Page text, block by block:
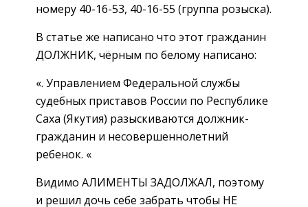
номеру 40-16-53, 40-16-55 (группа розыска).
В статье же написано что этот гражданин
ДОЛЖНИК, чёрным по белому написано:
«. Управлением Федеральной службы
судебных приставов России по Республике
Саха (Якутия) разыскиваются должник-
гражданин и несовершеннолетний
ребенок. «
Видимо АЛИМЕНТЫ ЗАДОЛЖАЛ, поэтому
и решил дочь себе забрать чтобы НЕ